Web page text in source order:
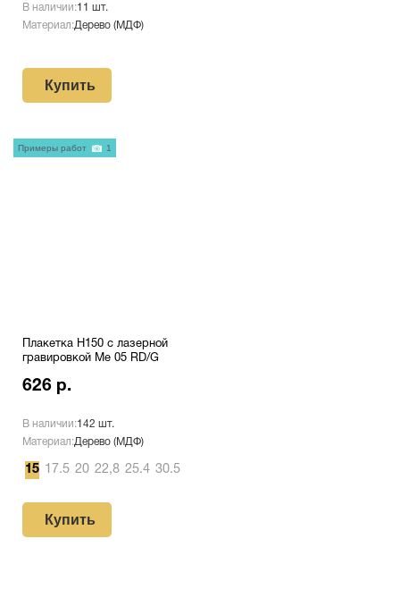
В наличии:11 шт.
Материал:Дерево (МДФ)
Купить
Плакетка H150 с лазерной
гравировкой Me 05 RD/G
626 р.
В наличии:142 шт.
Материал:Дерево (МДФ)
15 17.5 20 22,8 25.4 30.5
Купить
Примеры работ 1